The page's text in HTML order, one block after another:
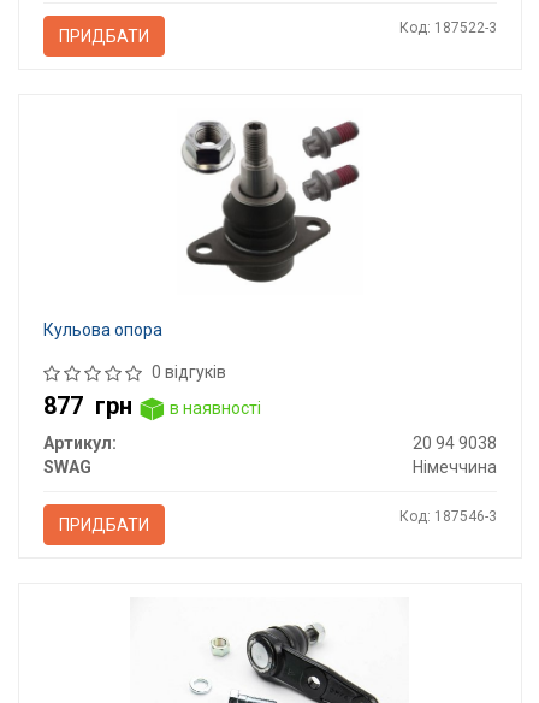
ПРИДБАТИ Код: 187522-3
Кульова опора
0 відгуків
877 грн
в наявності
Артикул:
20 94 9038
SWAG
Німеччина
ПРИДБАТИ Код: 187546-3